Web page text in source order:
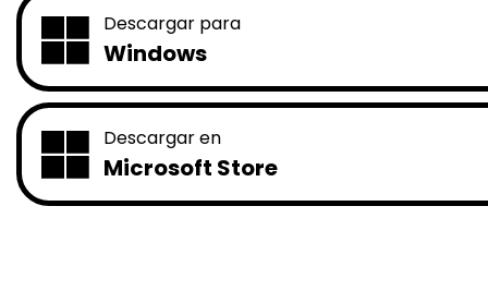
Descargar para
Windows
Descargar en
Microsoft Store